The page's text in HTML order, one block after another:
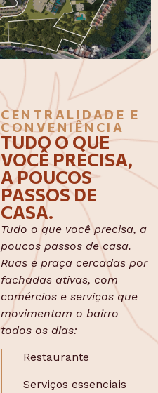
CENTRALIDADE E
CONVENIÊNCIA
TUDO O QUE
VOCÊ PRECISA,
A POUCOS
PASSOS DE
CASA.
Tudo o que você precisa, a
poucos passos de casa.
Ruas e praça cercadas por
fachadas ativas, com
comércios e serviços que
movimentam o bairro
todos os dias:
Restaurante
Serviços essenciais